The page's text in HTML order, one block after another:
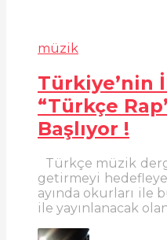
müzik
Türkiye’nin
“Türkçe
Başlıyor !
Türkçe müzik
getirmeyi
ayında okurları ile
ile yayınlanacak